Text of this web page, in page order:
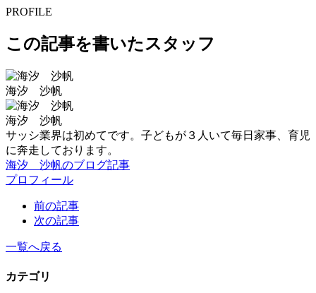
PROFILE
この記事を書いたスタッフ
海汐 沙帆
海汐 沙帆
サッシ業界は初めてです。子どもが３人いて毎日家事、育児
に奔走しております。
海汐 沙帆のブログ記事
プロフィール
前の記事
次の記事
一覧へ戻る
カテゴリ